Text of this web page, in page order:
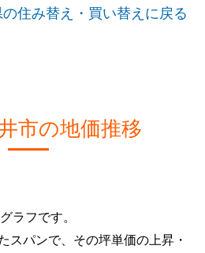
住み替え・買い替えに戻る
市の地価推移
ラフです。
スパンで、その坪単価の上昇・